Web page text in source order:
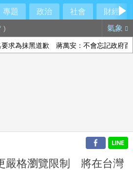
專題 政治 社會
財經
) 氣象
要求為抹黑道歉 蔣萬安：不會忘記政府百
嚴格瀏覽限制 將在台灣